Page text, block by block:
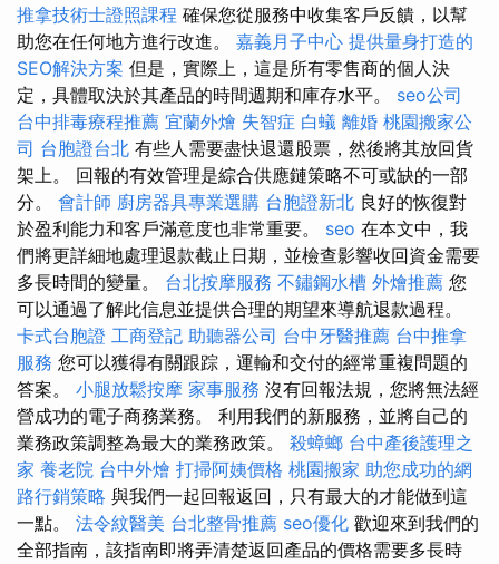
推拿技術士證照課程 確保您從服務中收集客戶反饋，以幫
助您在任何地方進行改進。 嘉義月子中心 提供量身打造的
SEO解決方案 但是，實際上，這是所有零售商的個人決
定，具體取決於其產品的時間週期和庫存水平。 seo公司
台中排毒療程推薦 宜蘭外燴 失智症 白蟻 離婚 桃園搬家公
司 台胞證台北 有些人需要盡快退還股票，然後將其放回貨
架上。 回報的有效管理是綜合供應鏈策略不可或缺的一部
分。 會計師 廚房器具專業選購 台胞證新北 良好的恢復對
於盈利能力和客戶滿意度也非常重要。 seo 在本文中，我
們將更詳細地處理退款截止日期，並檢查影響收回資金需要
多長時間的變量。 台北按摩服務 不鏽鋼水槽 外燴推薦 您
可以通過了解此信息並提供合理的期望來導航退款過程。
卡式台胞證 工商登記 助聽器公司 台中牙醫推薦 台中推拿
服務 您可以獲得有關跟踪，運輸和交付的經常重複問題的
答案。 小腿放鬆按摩 家事服務 沒有回報法規，您將無法經
營成功的電子商務業務。 利用我們的新服務，並將自己的
業務政策調整為最大的業務政策。 殺蟑螂 台中產後護理之
家 養老院 台中外燴 打掃阿姨價格 桃園搬家 助您成功的網
路行銷策略 與我們一起回報返回，只有最大的才能做到這
一點。 法令紋醫美 台北整骨推薦 seo優化 歡迎來到我們的
全部指南，該指南即將弄清楚返回產品的價格需要多長時